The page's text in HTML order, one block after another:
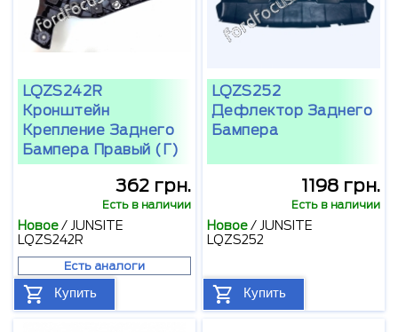
LQZS242R
Кронштейн
Крепление Заднего
Бампера Правый (Г)
362 грн.
Есть в наличии
Новое/ JUNSITE
LQZS242R
Есть аналоги
Купить
LQZS252
Дефлектор Заднего
Бампера
1198 грн.
Есть в наличии
Новое/ JUNSITE
LQZS252
Купить